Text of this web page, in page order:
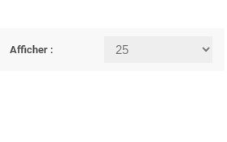
Afficher :